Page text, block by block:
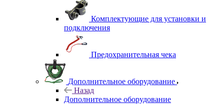
Комплектующие для установки и
подключения
Предохранительная чека
Дополнительное оборудование
Назад
Дополнительное оборудование